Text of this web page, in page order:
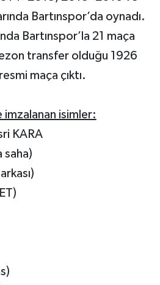
Bartınspor’da oynadı.
Bartınspor’la 21 maça
transfer olduğu 1926
maça çıktı.
imzalanan isimler:
KARA
saha)